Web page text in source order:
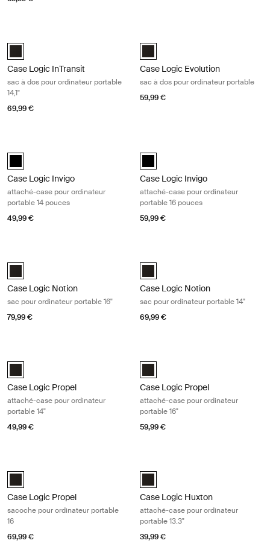
Case Logic InTransit 14.1" Laptop Backpack Noir (selected)
Case Logic InTransit
sac à dos pour ordinateur portable
14,1"
69,99 €
Case Logic Evolution Backpack
Case Logic Evolution
sac à dos pour ordinateur portable
59,99 €
black (selected)
Case Logic Invigo
attaché-case pour ordinateur
portable 14 pouces
49,99 €
black (selected)
Case Logic Invigo
attaché-case pour ordinateur
portable 16 pouces
59,99 €
Case Logic Notion 16" Laptop Bag Noir (selected)
Case Logic Notion
sac pour ordinateur portable 16"
79,99 €
Case Logic Notion 14" Laptop
Case Logic Notion
sac pour ordinateur portable 14"
69,99 €
Case Logic Propel 14" Attaché Noir (selected)
Case Logic Propel
attaché-case pour ordinateur
portable 14"
49,99 €
Case Logic Propel 16" Attaché
Case Logic Propel
attaché-case pour ordinateur
portable 16"
59,99 €
Case Logic Propel 16" Laptop Case Noir (selected)
Case Logic Propel
sacoche pour ordinateur portable
16
69,99 €
Case Logic Huxton 13.3" Laptop
Case Logic Huxton
attaché-case pour ordinateur
portable 13.3"
39,99 €